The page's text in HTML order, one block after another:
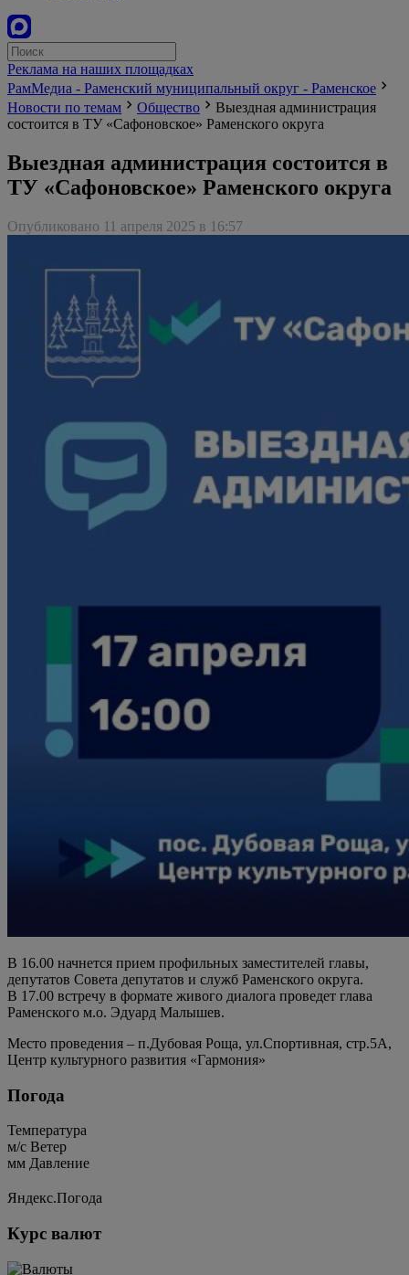
Реклама на наших площадках
РамМедиа - Раменский муниципальный округ - Раменское
Новости по темам
Общество
Выездная администрация
состоится в ТУ «Сафоновское» Раменского округа
Выездная администрация состоится в
ТУ «Сафоновское» Раменского округа
Опубликовано 11 апреля 2025 в 16:57
В 16.00 начнется прием профильных заместителей главы,
депутатов Совета депутатов и служб Раменского округа.
В 17.00 встречу в формате живого диалога проведет глава
Раменского м.о. Эдуард Малышев.
Место проведения – п.Дубовая Роща, ул.Спортивная, стр.5А,
Центр культурного развития «Гармония»
Погода
Температура
м/c Ветер
мм Давление
Яндекс.Погода
Курс валют